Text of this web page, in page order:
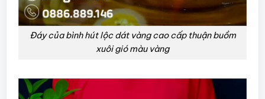
Đáy của bình hút lộc dát vàng cao cấp thuận buồm
xuôi gió màu vàng